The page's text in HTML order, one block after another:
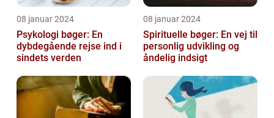
08 januar 2024
Psykologi bøger: En
dybdegående rejse ind i
sindets verden
08 januar 2024
Spirituelle bøger: En vej til
personlig udvikling og
åndelig indsigt